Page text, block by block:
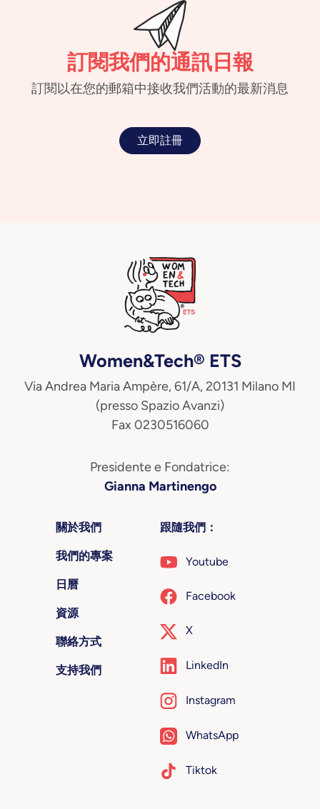
訂閱我們的通訊日報
訂閱以在您的郵箱中接收我們活動的最新消息
立即註冊
Women&Tech® ETS
Via Andrea Maria Ampère, 61/A, 20131 Milano MI
(presso Spazio Avanzi)
Fax 0230516060
Presidente e Fondatrice:
Gianna Martinengo
關於我們
我們的專案
日曆
資源
聯絡方式
支持我們
跟隨我們：
Youtube
Facebook
X
LinkedIn
Instagram
WhatsApp
Tiktok